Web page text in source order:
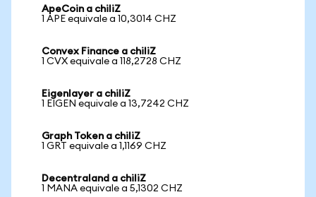
ApeCoin a chiliZ
1 APE equivale a 10,3014 CHZ
Convex Finance a chiliZ
1 CVX equivale a 118,2728 CHZ
Eigenlayer a chiliZ
1 EIGEN equivale a 13,7242 CHZ
Graph Token a chiliZ
1 GRT equivale a 1,1169 CHZ
Decentraland a chiliZ
1 MANA equivale a 5,1302 CHZ